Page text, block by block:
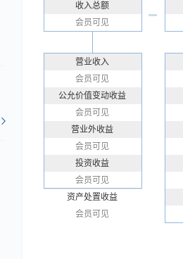
收入总额
会员可见
营业收入
会员可见
公允价值变动收益
会员可见
营业外收益
会员可见
投资收益
会员可见
资产处置收益
会员可见